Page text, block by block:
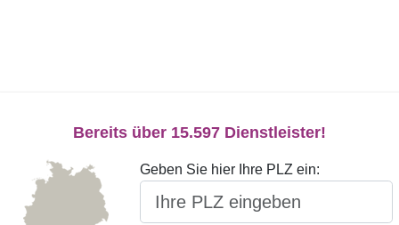
Bereits über 15.597 Dienstleister!
Geben Sie hier Ihre PLZ ein: